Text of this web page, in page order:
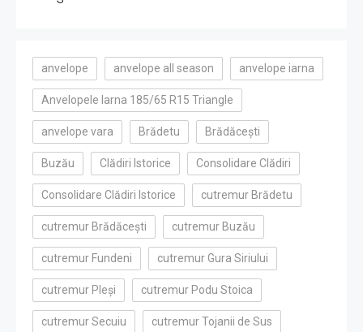
anvelope anvelope all season anvelope iarna
Anvelopele Iarna 185/65 R15 Triangle
anvelope vara Brădetu Brădăcești
Buzău Clădiri Istorice Consolidare Clădiri
Consolidare Clădiri Istorice cutremur Brădetu
cutremur Brădăcești cutremur Buzău
cutremur Fundeni cutremur Gura Siriului
cutremur Pleși cutremur Podu Stoica
cutremur Secuiu cutremur Tojanii de Sus